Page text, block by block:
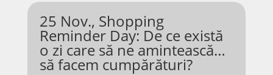
25 Nov., Shopping
Reminder Day: De ce există
o zi care să ne amintească…
să facem cumpărături?